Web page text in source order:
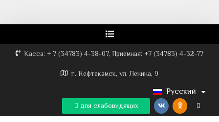
Касса: + 7 (34783) 4-38-07, Приемная: +7 (34783) 4-32-77
г. Нефтекамск, ул. Ленина, 9
Русский
для слабовидящих